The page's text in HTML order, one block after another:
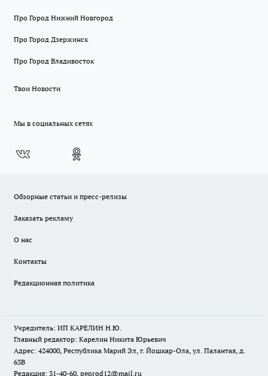
Про Город Нижний Новгород
Про Город Дзержинск
Про Город Владивосток
Твои Новости
Мы в социальных сетях
Обзорные статьи и пресс-релизы
Заказать рекламу
О нас
Контакты
Редакционная политика
Учредитель: ИП КАРЕЛИН Н.Ю.
Главный редактор: Карелин Никита Юрьевич
Адрес: 424000, Республика Марий Эл, г. Йошкар-Ола, ул. Палантая, д.
63В
Редакция: 31-40-60, pgorod12@mail.ru